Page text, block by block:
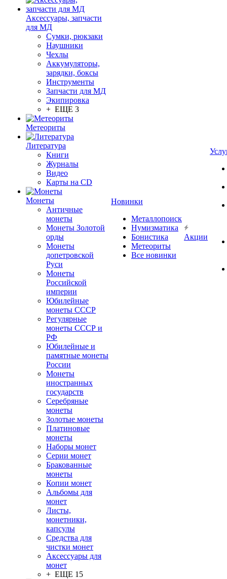
Аксессуары, запчасти
для МД
Сумки, рюкзаки
Наушники
Чехлы
Аккумуляторы,
зарядки, боксы
Инструменты
Запчасти для МД
Экипировка
+ ЕЩЕ 3
Метеориты
Литература
Книги
Журналы
Видео
Карты на CD
Монеты
Античные
монеты
Монеты Золотой
орды
Монеты
допетровской
Руси
Монеты
Российской
империи
Юбилейные
монеты СССР
Регулярные
монеты СССР и
РФ
Юбилейные и
памятные монеты
России
Монеты
иностранных
государств
Серебряные
монеты
Золотые монеты
Платиновые
монеты
Наборы монет
Серии монет
Бракованные
монеты
Копии монет
Альбомы для
монет
Листы,
монетники,
капсулы
Средства для
чистки монет
Аксессуары для
монет
+ ЕЩЕ 15
Новинки
Металлопоиск
Нумизматика
Бонистика
Метеориты
Все новинки
Акции